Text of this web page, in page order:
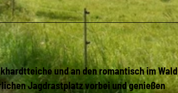
und an den romantisch im Wald
Jagdrastplatz vorbei und genießen